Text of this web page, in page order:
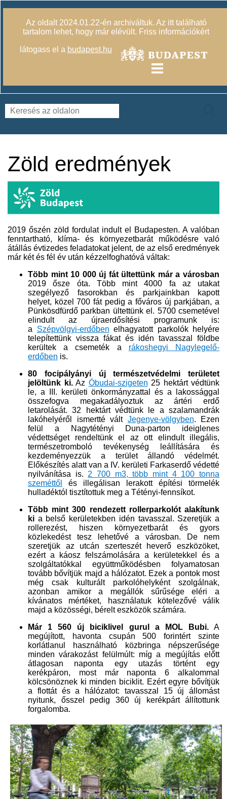
Az oldalt 2024.01.22-én archiváltuk. Az itt található
tartalom lehet, hogy már elévült. Friss információkért
látogass el a budapest.hu
Zöld eredmények
2019 őszén zöld fordulat indult el Budapesten. A valóban
fenntartható, klíma- és környezetbarát működésre való
átállás évtizedes feladatokat jelent, de az első eredmények
már két és fél év után kézzelfoghatóvá váltak:
Több mint 10 000 új fát ültettünk már a városban
2019 ősze óta. Több mint 4000 fa az utakat
szegélyező fasorokban és parkjainkban kapott
helyet, közel 700 fát pedig a főváros új parkjában, a
Pünkösdfürdő parkban ültettünk el. 5700 csemetével
elindult az újraerdősítési programunk is:
a Szépvölgyi-erdőben elhagyatott parkolók helyére
telepítettünk vissza fákat és idén tavasszal földbe
kerültek a csemeték a rákoshegyi Nagylegelő-
erdőben​ is.
80 focipályányi új természetvédelmi területet
jelöltünk ki.Az Óbudai-szigeten 25 hektárt védtünk
le, a III. kerületi önkormányzattal és a lakossággal
összefogva megakadályoztuk az ártéri erdő
letarolását. 32 hektárt védtünk le a szalamandrák
lakóhelyéről ismertté vált Jegenye-völgyben​​. Ezen
felül a Nagytétényi Duna-parton ideiglenes
védettséget rendeltünk el az ott elindult illegális,
természetromboló tevékenység leállítására és
kezdeményezzük a terület állandó védelmét.
Előkészítés alatt van a IV. kerületi Farkaserdő védetté
nyilvánítása is. 2 700 m3, több mint 4 100 tonna
szeméttől​
és illegálisan lerakott építési törmelék
hulladéktól tisztítottuk meg a Tétényi-fennsíkot.​
Több mint 300 rendezett rollerparkolót alakítunk
ki a belső kerületekben idén tavasszal. Szeretjük a
rollerezést, hiszen környezetbarát és gyors
közlekedést tesz lehetővé a városban. De nem
szeretjük az utcán szerteszét heverő eszközöket,
ezért a káosz felszámolására a kerületekkel és a
szolgáltatókkal együttműködésben folyamatosan
tovább bővítjük majd a hálózatot. Ezek a pontok most
még csak kulturált parkolóhelyként szolgálnak,
azonban amikor a megállók sűrűsége eléri a
kívánatos mértéket, használatuk kötelezővé válik
majd a közösségi, bérelt eszközök számára.
Már 1 560 új biciklivel gurul a MOL Bubi.A
megújított, havonta csupán 500 forintért szinte
korlátlanul használható közbringa népszerűsége
minden várakozást felülmúlt: míg a megújítás előtt
átlagosan naponta egy utazás történt egy
kerékpáron, most már naponta 6 alkalommal
kölcsönöznek ki minden biciklit. Ezért egyre bővítjük
a flottát és a hálózatot: tavasszal 15 új állomást
nyitunk, ősszel pedig 360 új kerékpárt állítottunk
forgalomba.